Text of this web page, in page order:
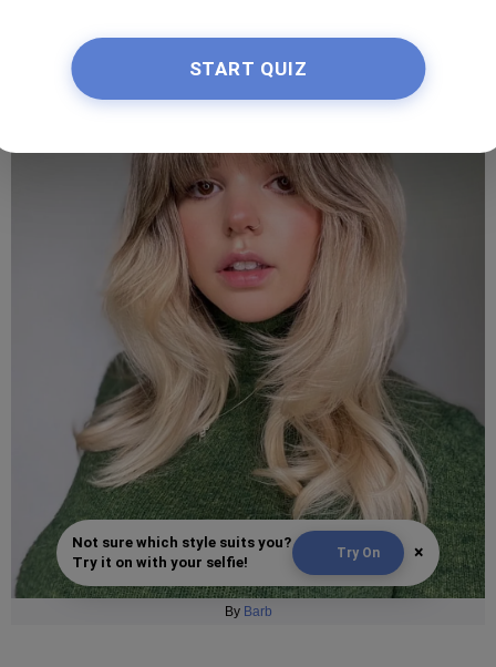
Save
Not sure which style suits you?
Try it on with your selfie!
Try On ×
By Barb
START QUIZ